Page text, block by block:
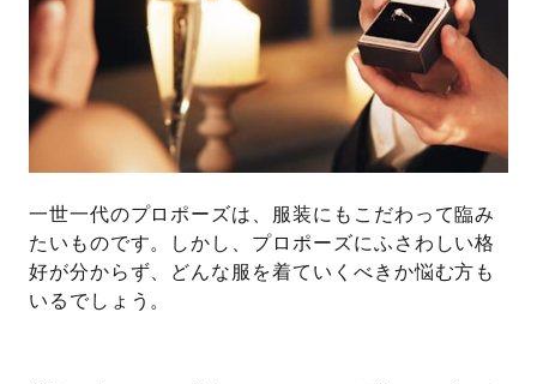
一世一代のプロポーズは、服装にもこだわって臨み
たいものです。しかし、プロポーズにふさわしい格
好が分からず、どんな服を着ていくべきか悩む方も
いるでしょう。